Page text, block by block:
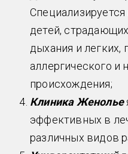
детей,
дыхания и легких,
аллергического и
происхождения;
Клиника Женолье
эффективных в
различных видов